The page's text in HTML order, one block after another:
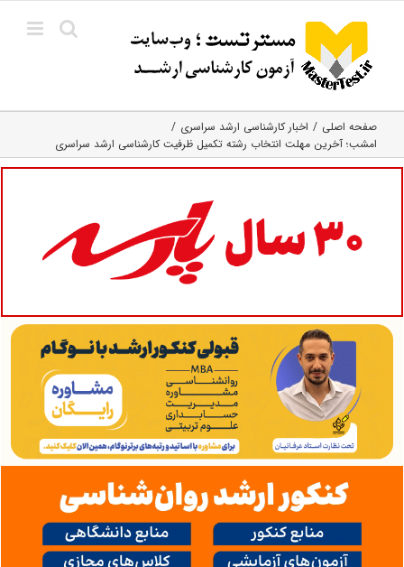
content
صفحه اصلی
اخبار کارشناسی ارشد سراسری
امشب؛ آخرین مهلت انتخاب رشته تکمیل ظرفیت کارشناسی ارشد سراسری